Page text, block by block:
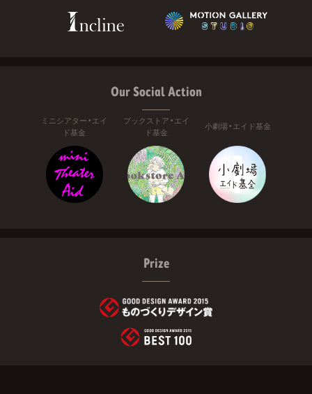
Our Social Action
ミニシアター・エイ
ド基金
ブックストア・エイ
ド基金
小劇場・エイド基金
Prize